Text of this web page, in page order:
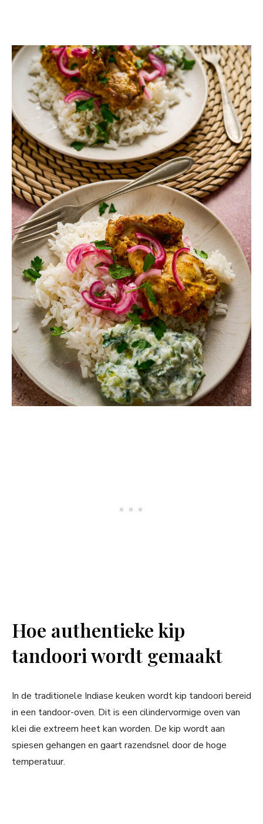
Hoe authentieke kip
tandoori wordt gemaakt
In de traditionele Indiase keuken wordt kip tandoori bereid
in een tandoor-oven. Dit is een cilindervormige oven van
klei die extreem heet kan worden. De kip wordt aan
spiesen gehangen en gaart razendsnel door de hoge
temperatuur.